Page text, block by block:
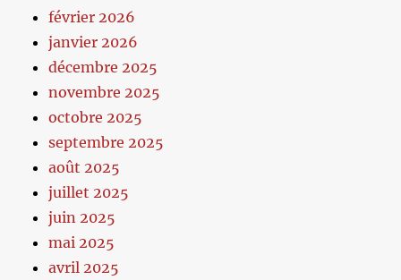
février 2026
janvier 2026
décembre 2025
novembre 2025
octobre 2025
septembre 2025
août 2025
juillet 2025
juin 2025
mai 2025
avril 2025